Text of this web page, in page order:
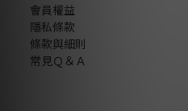
會員權益
隱私條款
條款與細則
常見Ｑ＆Ａ